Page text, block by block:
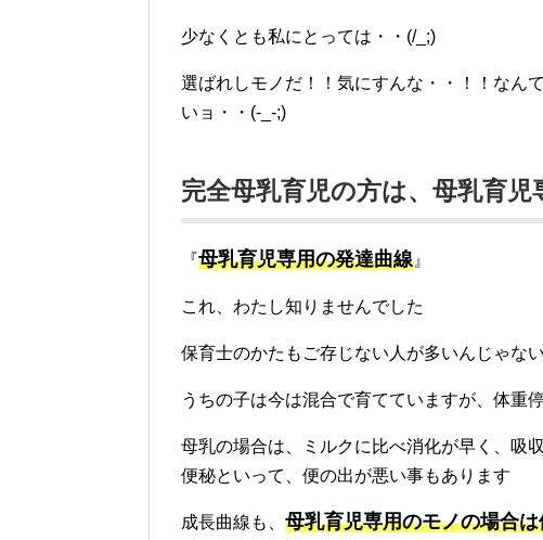
少なくとも私にとっては・・(/_;)
選ばれしモノだ！！気にすんな・・！！なん
いョ・・(-_-;)
完全母乳育児の方は、母乳育児
『母乳育児専用の発達曲線 』
これ、わたし知りませんでした
保育士のかたもご存じない人が多いんじゃな
うちの子は今は混合で育てていますが、体重
母乳の場合は、ミルクに比べ消化が早く、吸
便秘といって、便の出が悪い事もあります
成長曲線も、 母乳育児専用のモノの場合